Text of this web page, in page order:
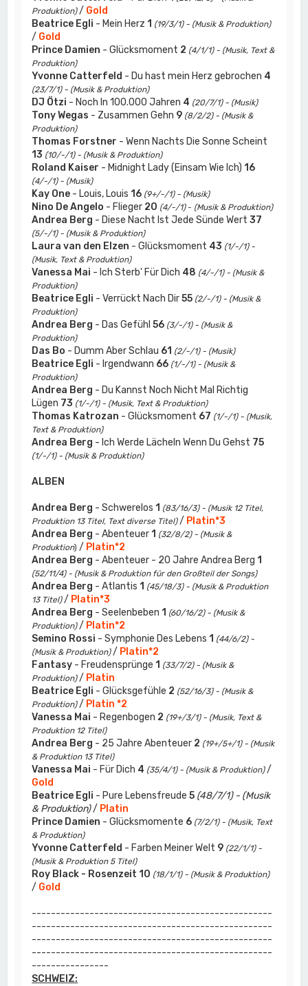
Produktion)/ Gold
Beatrice Egli - Mein Herz 1 (19/3/1) - (Musik & Produktion)
/ Gold
Prince Damien - Glücksmoment 2 (4/1/1) - (Musik, Text &
Produktion)
Yvonne Catterfeld - Du hast mein Herz gebrochen 4
(23/7/1) - (Musik & Produktion)
DJ Ötzi - Noch In 100.000 Jahren 4 (20/7/1) - (Musik)
Tony Wegas - Zusammen Gehn 9 (8/2/2) - (Musik &
Produktion)
Thomas Forstner - Wenn Nachts Die Sonne Scheint
13 (10/-/1) - (Musik & Produktion)
Roland Kaiser - Midnight Lady (Einsam Wie Ich) 16
(4/-/1) - (Musik)
Kay One - Louis, Louis 16 (9+/-/1) - (Musik)
Nino De Angelo - Flieger 20 (4/-/1)- (Musik & Produktion)
Andrea Berg - Diese Nacht Ist Jede Sünde Wert37
(5/-/1) - (Musik & Produktion)
Laura van den Elzen - Glücksmoment 43 (1/-/1) -
(Musik, Text & Produktion)
Vanessa Mai - Ich Sterb' Für Dich 48 (4/-/1) - (Musik &
Produktion)
Beatrice Egli - Verrückt Nach Dir55 (2/-/1) - (Musik &
Produktion)
Andrea Berg - Das Gefühl56 (3/-/1) - (Musik &
Produktion)
Das Bo - Dumm Aber Schlau 61 (2/-/1) - (Musik)
Beatrice Egli - Irgendwann 66 (1/-/1) - (Musik &
Produktion)
Andrea Berg - Du Kannst Noch Nicht Mal Richtig
Lügen 73 (1/-/1) - (Musik, Text & Produktion)
Thomas Katrozan - Glücksmoment 67 (1/-/1) - (Musik,
Text & Produktion)
Andrea Berg - Ich Werde Lächeln Wenn Du Gehst 75
(1/-/1) - (Musik & Produktion)
ALBEN
Andrea Berg - Schwerelos 1 (83/16/3) - (Musik 12 Titel,
Produktion 13 Titel, Text diverse Titel)/ Platin*3
Andrea Berg - Abenteuer 1 (32/8/2) - (Musik &
Produktion) / Platin*2
Andrea Berg - Abenteuer - 20 Jahre Andrea Berg 1
(52/11/4) - (Musik & Produktion für den Großteil der Songs)
Andrea Berg - Atlantis 1 (45/18/3) - (Musik & Produktion
13 Titel)/ Platin*3
Andrea Berg - Seelenbeben 1 (60/16/2) - (Musik &
Produktion)/ Platin*2
Semino Rossi - Symphonie Des Lebens 1 (44/6/2) -
(Musik & Produktion)/ Platin*2
Fantasy - Freudensprünge 1 (33/7/2) - (Musik &
Produktion)/ Platin
Beatrice Egli - Glücksgefühle 2 (52/16/3) - (Musik &
Produktion)/ Platin *2
Vanessa Mai - Regenbogen 2 (19+/3/1) - (Musik, Text &
Produktion 12 Titel)
Andrea Berg - 25 Jahre Abenteuer 2 (19+/5+/1) - (Musik
& Produktion 13 Titel)
Vanessa Mai - Für Dich 4 (35/4/1) - (Musik & Produktion)/
Gold
Beatrice Egli - Pure Lebensfreude5 (48/7/1) - (Musik
& Produktion)/ Platin
Prince Damien - Glücksmomente 6 (7/2/1) - (Musik, Text
& Produktion)
Yvonne Catterfeld - Farben Meiner Welt 9 (22/1/1) -
(Musik & Produktion 5 Titel)
Roy Black - Rosenzeit 10 (18/1/1) - (Musik & Produktion)
/ Gold
--------------------------------------------------
--------------------------------------------------
--------------------------------------------------
--------------------------------------------------
----------------
SCHWEIZ: